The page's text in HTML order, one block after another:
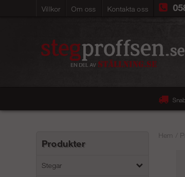
Villkor Om oss Kontakta oss
Produkter
Stegar
Hem